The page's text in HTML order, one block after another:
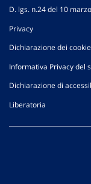
D. lgs. n.24 del 10
Privacy
Dichiarazione dei cookie
Informativa Privacy del
Dichiarazione di
Liberatoria